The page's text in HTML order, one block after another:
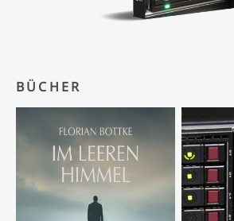
BÜCHER